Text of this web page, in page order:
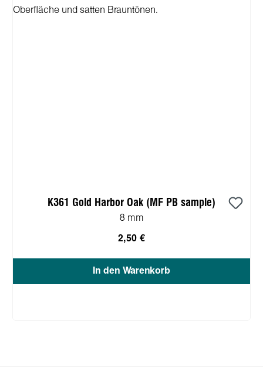
K361 Gold Harbor Oak (MF PB sample)
8 mm
2,50 €
In den Warenkorb